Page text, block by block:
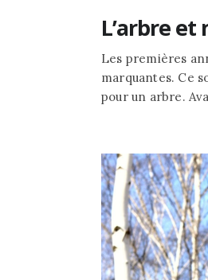
L’arbre
Les premières
marquantes. Ce
pour un arbre.